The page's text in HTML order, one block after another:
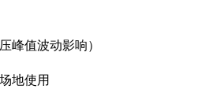
峰值波动影响）
地使用